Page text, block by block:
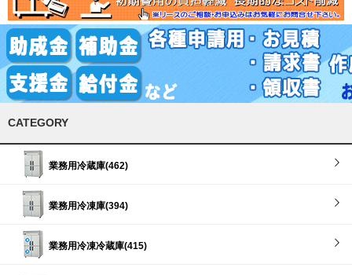
CATEGORY
業務用冷蔵庫(462)
業務用冷凍庫(394)
業務用冷凍冷蔵庫(415)